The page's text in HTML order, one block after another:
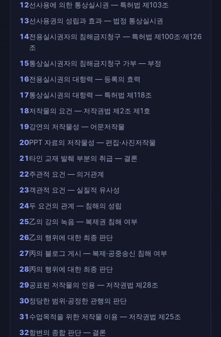
12선사용에 의한 통상실시권 — 특허법 제103조
13선사용권의 성립과 효과 — 법정 통상실시권
14전용실시권자의 침해금지청구 — 특허법 제100조·제126
조
15통상실시권자의 침해금지청구 가부 — 부정
16전용실시권의 대항력 — 등록의 효력
17통상실시권의 대항력 — 특허법 제118조
18저작물의 요건 — 저작권법 제2조 제1호
19강연의 저작물성 — 어문저작물
20PPT 자료의 저작물성 — 편집·사진저작물
21타인 교재 발췌 부분의 취급 — 결론
22주관적 요건 — 의거관계
23객관적 요건 — 실질적 유사성
24두 요건의 관계 — 침해의 성립
25乙의 강의 녹음 — 복제권 침해 여부
26乙의 행위에 대한 최종 판단
27丙의 블로그 게시 — 복제·공중송신 침해 여부
28丙의 행위에 대한 최종 판단
29공표된 저작물의 인용 — 저작권법 제28조
30정당한 범위·공정한 관행의 판단
31수업목적을 위한 저작물 이용 — 저작권법 제25조
32항변의 종합 판단 — 결론